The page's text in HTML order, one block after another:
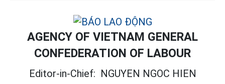
AGENCY OF VIETNAM GENERAL
CONFEDERATION OF LABOUR
Editor-in-Chief: NGUYEN NGOC HIEN